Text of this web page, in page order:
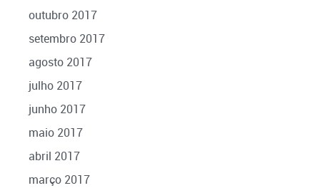
outubro 2017
setembro 2017
agosto 2017
julho 2017
junho 2017
maio 2017
abril 2017
março 2017